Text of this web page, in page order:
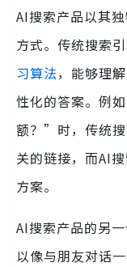
AI搜索产品以其
方式。传统搜索
习算法，能够理
性化的答案。例
额？”时，传统
关的链接，而AI
方案。
AI搜索产品的另
以像与朋友对话